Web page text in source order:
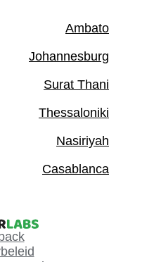
Ambato
Johannesburg
Surat Thani
Thessaloniki
Nasiriyah
Casablanca